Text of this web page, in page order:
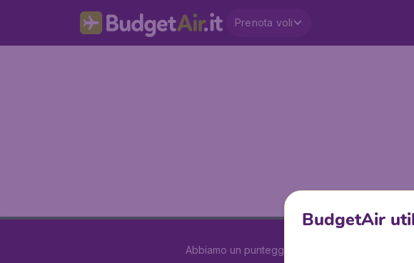
Prenota voli
Abbiamo un punteggio di
BudgetAir